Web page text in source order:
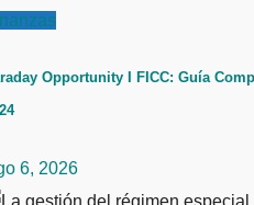
Opportunity I FICC: Guía
6, 2026